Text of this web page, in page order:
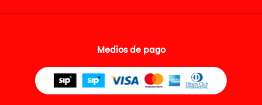
Medios de pago